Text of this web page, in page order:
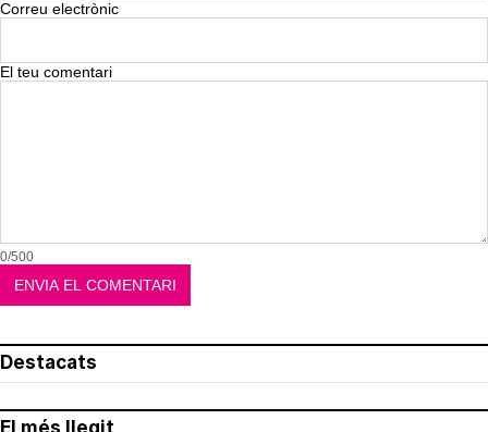
Correu electrònic
El teu comentari
0/500
Destacats